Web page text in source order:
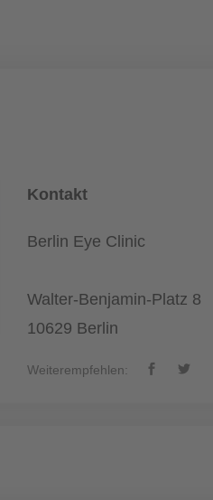
Kontakt
Berlin Eye Clinic
Walter-Benjamin-Platz 8
10629 Berlin
Weiterempfehlen: